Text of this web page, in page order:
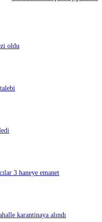
oldu
3 haneye emanet
karantinaya alındı